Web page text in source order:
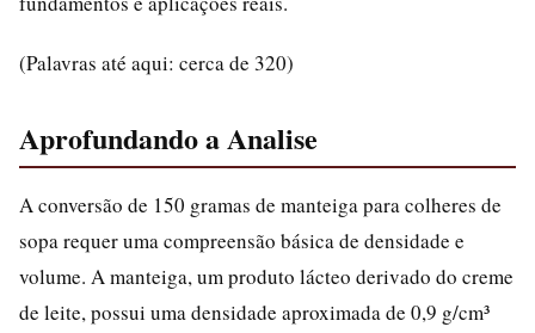
(Palavras até aqui: cerca de 320)
Aprofundando a Analise
A conversão de 150 gramas de manteiga para colheres de
sopa requer uma compreensão básica de densidade e
volume. A manteiga, um produto lácteo derivado do creme
de leite, possui uma densidade aproximada de 0,9 g/cm³